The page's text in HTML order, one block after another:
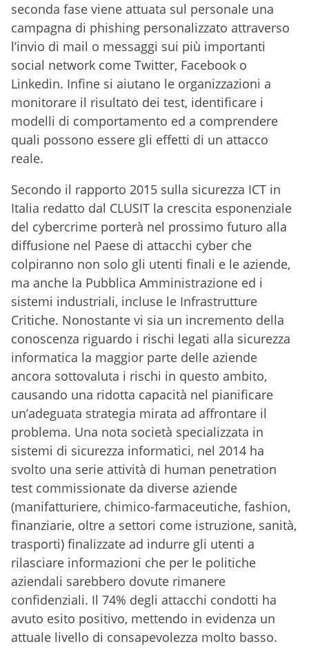
seconda fase viene attuata sul personale una
campagna di phishing personalizzato attraverso
l’invio di mail o messaggi sui più importanti
social network come Twitter, Facebook o
Linkedin. Infine si aiutano le organizzazioni a
monitorare il risultato dei test, identificare i
modelli di comportamento ed a comprendere
quali possono essere gli effetti di un attacco
reale.
Secondo il rapporto 2015 sulla sicurezza ICT in
Italia redatto dal CLUSIT la crescita esponenziale
del cybercrime porterà nel prossimo futuro alla
diffusione nel Paese di attacchi cyber che
colpiranno non solo gli utenti finali e le aziende,
ma anche la Pubblica Amministrazione ed i
sistemi industriali, incluse le Infrastrutture
Critiche. Nonostante vi sia un incremento della
conoscenza riguardo i rischi legati alla sicurezza
informatica la maggior parte delle aziende
ancora sottovaluta i rischi in questo ambito,
causando una ridotta capacità nel pianificare
un’adeguata strategia mirata ad affrontare il
problema. Una nota società specializzata in
sistemi di sicurezza informatici, nel 2014 ha
svolto una serie attività di human penetration
test commissionate da diverse aziende
(manifatturiere, chimico-farmaceutiche, fashion,
finanziarie, oltre a settori come istruzione, sanità,
trasporti) finalizzate ad indurre gli utenti a
rilasciare informazioni che per le politiche
aziendali sarebbero dovute rimanere
confidenziali. Il 74% degli attacchi condotti ha
avuto esito positivo, mettendo in evidenza un
attuale livello di consapevolezza molto basso.